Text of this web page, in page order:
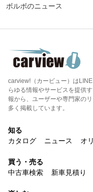
ボルボのニュース
carview!（カービュー）は
らゆる情報やサービスを提供
報から、ユーザーや専門家の
多く掲載しています。
知る
カタログ
ニュース オ
買う・売る
中古車検索
新車見積り